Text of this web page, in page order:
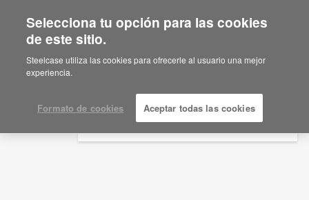
Are you in United States?
Would you like to see Products we sell in
your region?
English
Español
Idea de planificación
ID: AD2KE8KQ
Selecciona tu opción para las cookies
de este sitio.
Steelcase utiliza las cookies para ofrecerle al usuario una mejor
experiencia.
Formato de cookies Aceptar todas las cookies